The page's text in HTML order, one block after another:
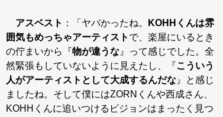
アスベスト ：「ヤバかったね。
KOHHくんは雰
囲気もめっちゃアーティスト で、楽屋にいるとき
の佇まいから『物が違うな 』って感じでした。全
然緊張もしていないように見えたし、『こういう
人がアーティストとして大成するんだな 』と感じ
ましたね。そして僕にはZORNくんや西成さん、
KOHHくんに追いつけるビジョンはまったく見つ